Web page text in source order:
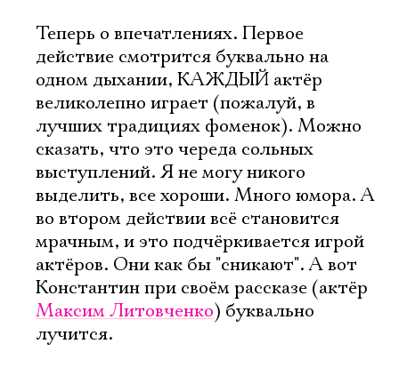
Теперь о впечатлениях. Первое
действие смотрится буквально на
одном дыхании, КАЖДЫЙ актёр
великолепно играет (пожалуй, в
лучших традициях фоменок). Можно
сказать, что это череда сольных
выступлений. Я не могу никого
выделить, все хороши. Много юмора. А
во втором действии всё становится
мрачным, и это подчёркивается игрой
актёров. Они как бы "сникают". А вот
Константин при своём рассказе (актёр
Максим Литовченко) буквально
лучится.